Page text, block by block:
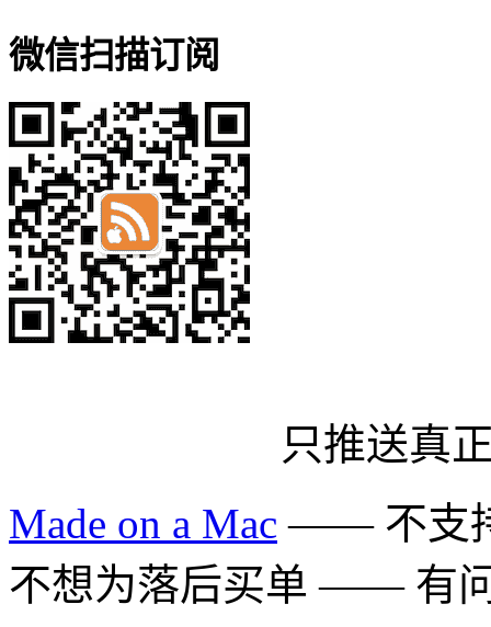
微信扫描订阅
只推送真
Made on a Mac —— 不支
不想为落后买单 —— 有